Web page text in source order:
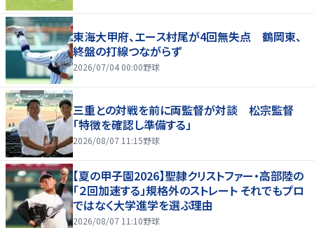
東海大甲府、エース村尾が4回無失点 鶴岡東、
終盤の打線つながらず
2026/07/04 00:00野球
三重との対戦を前に両監督が対談 松宗監督
「特徴を確認し準備する」
2026/08/07 11:15野球
【夏の甲子園2026】聖隷クリストファー・高部陸の
「２回加速する」規格外のストレート それでもプロ
ではなく大学進学を選ぶ理由
2026/08/07 11:10野球